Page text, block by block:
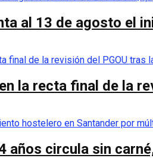
al 13 de agosto el
la recta final de la
años circula sin